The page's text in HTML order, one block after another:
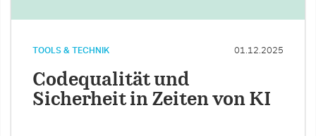
TOOLS & TECHNIK 01.12.2025
Codequalität und
Sicherheit in Zeiten von KI